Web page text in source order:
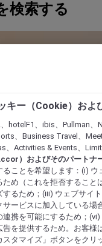
検索する
キー（Cookie）およ
hotelF1、ibis、Pullman
、Business Travel、
、Activities & Events、
）およびそのパートナ
ることを希望します：(i)
ため（これを拒否すること
するため；(iii) ウェブサイ
サービスに加入している場
連携を可能にするため；
告を提供するため。お客
スタマイズ」ボタンをク